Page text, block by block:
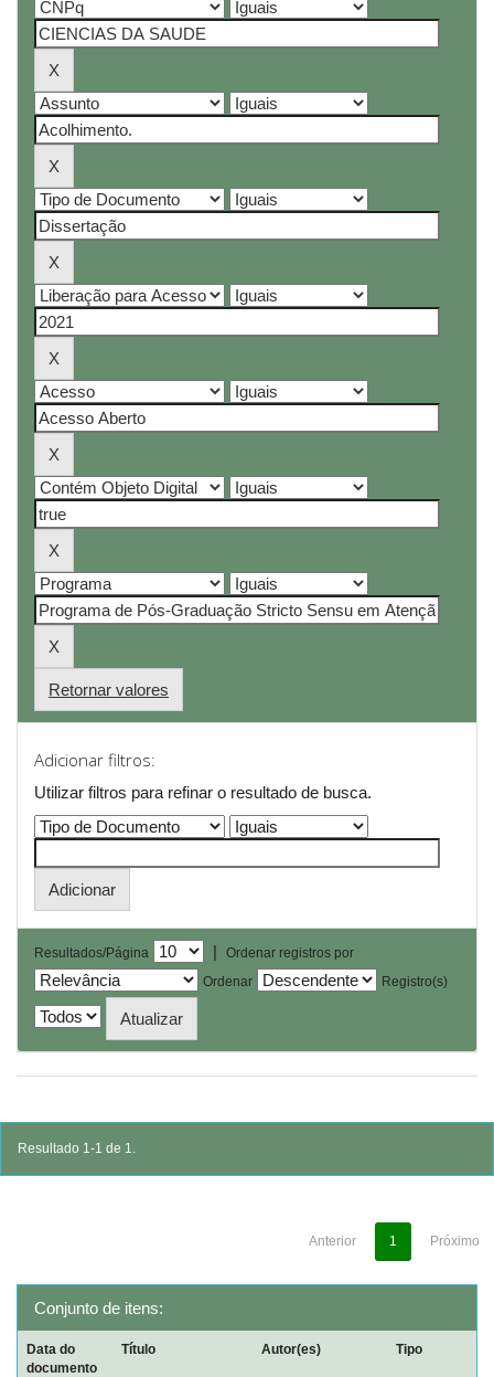
Retornar valores
Adicionar filtros:
Utilizar filtros para refinar o resultado de busca.
Resultados/Página |
Ordenar registros por
Ordenar
Registro(s)
Resultado 1-1 de 1.
Anterior 1 Próximo
Conjunto de itens:
Data do
documento
Título Autor(es) Tipo